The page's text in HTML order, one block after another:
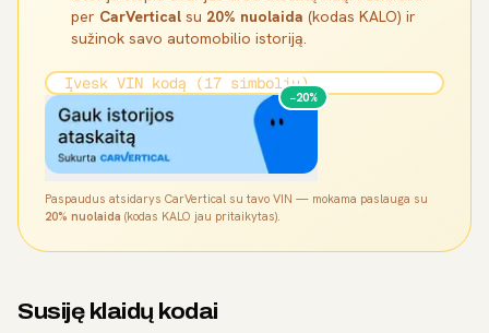
per CarVertical su 20% nuolaida (kodas KALO) ir
sužinok savo automobilio istoriją.
−20%
Paspaudus atsidarys CarVertical su tavo VIN — mokama paslauga su
20% nuolaida (kodas KALO jau pritaikytas).
Susiję klaidų kodai